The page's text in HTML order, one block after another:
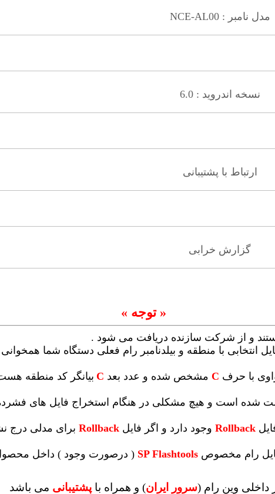
مدل نامبر : NCE-AL00
نسخه اندروید : 6.0
ارتباط با پشتیبانی
گزارش خرابی
« توجه »
و از شرکت سازنده دریافت می شود .
انتخابی با منطقه و بیلدنامبر رام فعلی دستگاه شما همخوانی
با حرف C مشخص شده و عدد بعد C بیانگر کد منطقه
شده است و هیچ مشکلی در هنگام استخراج فایل های
Rollback وجود دارد و اگر فایل Rollback برای مدلی درج
رام مخصوص SP Flashtools ( درصورت وجود ) داخل
داخلی وین رام (سرور ایران) و همراه با پشتیبانی می باشد